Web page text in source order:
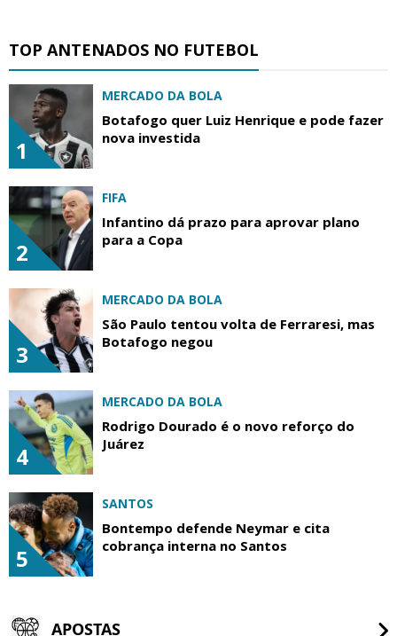
TOP ANTENADOS NO FUTEBOL
1
MERCADO DA BOLA
Botafogo quer Luiz Henrique e pode fazer
nova investida
2
FIFA
Infantino dá prazo para aprovar plano
para a Copa
3
MERCADO DA BOLA
São Paulo tentou volta de Ferraresi, mas
Botafogo negou
4
MERCADO DA BOLA
Rodrigo Dourado é o novo reforço do
Juárez
5
SANTOS
Bontempo defende Neymar e cita
cobrança interna no Santos
APOSTAS